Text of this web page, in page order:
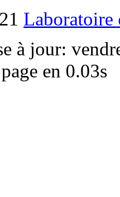
Laboratoire
à jour:
en 0.03s